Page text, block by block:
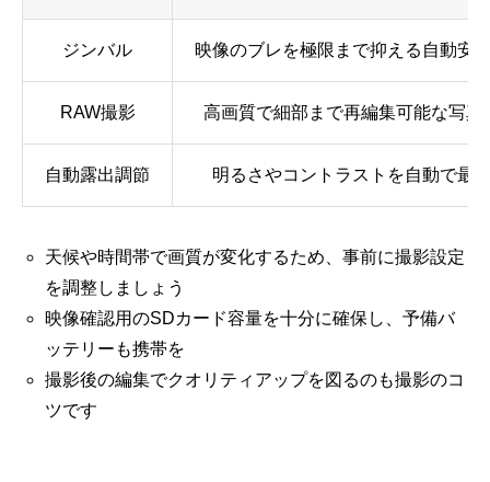
ジンバル 映像のブレを極限まで抑える自動安
RAW撮影 高画質で細部まで再編集可能な写真
自動露出調節 明るさやコントラストを自動で最
天候や時間帯で画質が変化するため、事前に撮影設定
を調整しましょう
映像確認用のSDカード容量を十分に確保し、予備バ
ッテリーも携帯を
撮影後の編集でクオリティアップを図るのも撮影のコ
ツです